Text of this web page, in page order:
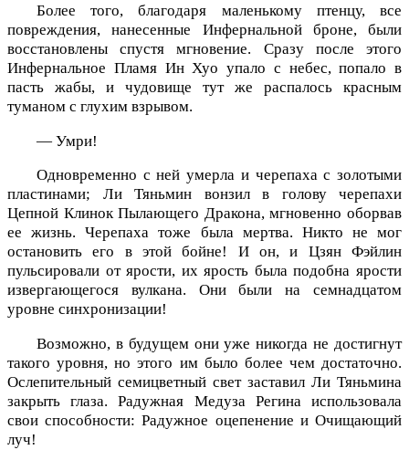
Более того, благодаря маленькому птенцу, все
повреждения, нанесенные Инфернальной броне, были
восстановлены спустя мгновение. Сразу после этого
Инфернальное Пламя Ин Хуо упало с небес, попало в
пасть жабы, и чудовище тут же распалось красным
туманом с глухим взрывом.
— Умри!
Одновременно с ней умерла и черепаха с золотыми
пластинами; Ли Тяньмин вонзил в голову черепахи
Цепной Клинок Пылающего Дракона, мгновенно оборвав
ее жизнь. Черепаха тоже была мертва. Никто не мог
остановить его в этой бойне! И он, и Цзян Фэйлин
пульсировали от ярости, их ярость была подобна ярости
извергающегося вулкана. Они были на семнадцатом
уровне синхронизации!
Возможно, в будущем они уже никогда не достигнут
такого уровня, но этого им было более чем достаточно.
Ослепительный семицветный свет заставил Ли Тяньмина
закрыть глаза. Радужная Медуза Регина использовала
свои способности: Радужное оцепенение и Очищающий
луч!